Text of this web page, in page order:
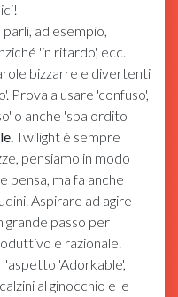
ad esempio,
'in ritardo', ecc.
bizzarre e divertenti
Prova a usare 'confuso',
o anche 'sbalordito'
Twilight è sempre
pensiamo in modo
pensa, ma fa anche
Aspirare ad agire
grande passo per
e razionale.
l'aspetto 'Adorkable',
al ginocchio e le